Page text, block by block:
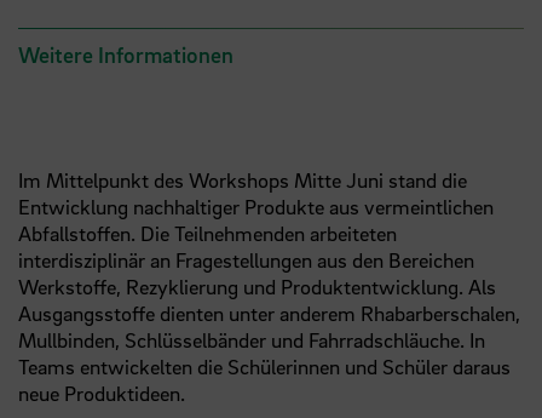
Weitere Informationen
Im Mittelpunkt des Workshops Mitte Juni stand die
Entwicklung nachhaltiger Produkte aus vermeintlichen
Abfallstoffen. Die Teilnehmenden arbeiteten
interdisziplinär an Fragestellungen aus den Bereichen
Werkstoffe, Rezyklierung und Produktentwicklung. Als
Ausgangsstoffe dienten unter anderem Rhabarberschalen,
Mullbinden, Schlüsselbänder und Fahrradschläuche. In
Teams entwickelten die Schülerinnen und Schüler daraus
neue Produktideen.